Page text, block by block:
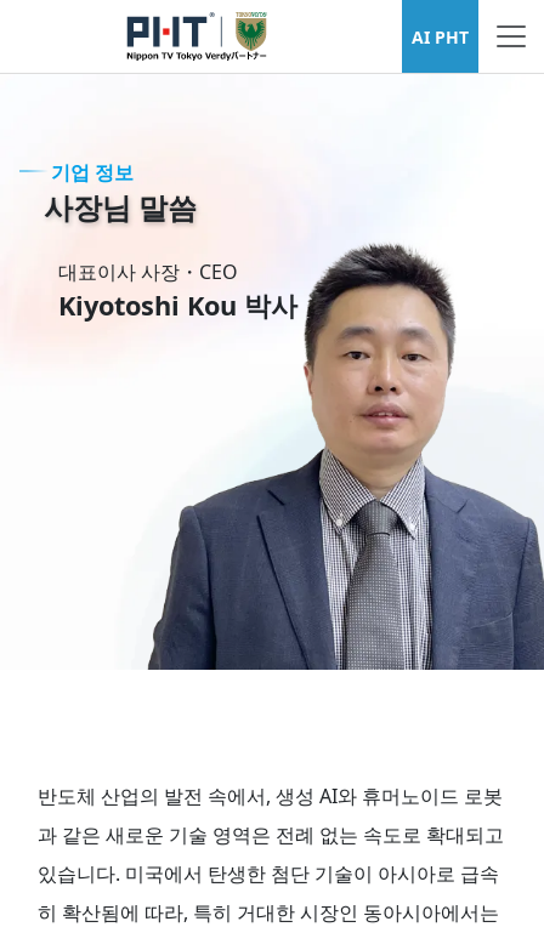
AI PHT
기업 정보
사장님 말씀
대표이사 사장・CEO
Kiyotoshi Kou 박사
반도체 산업의 발전 속에서, 생성 AI와 휴머노이드 로봇
과 같은 새로운 기술 영역은 전례 없는 속도로 확대되고
있습니다. 미국에서 탄생한 첨단 기술이 아시아로 급속
히 확산됨에 따라, 특히 거대한 시장인 동아시아에서는